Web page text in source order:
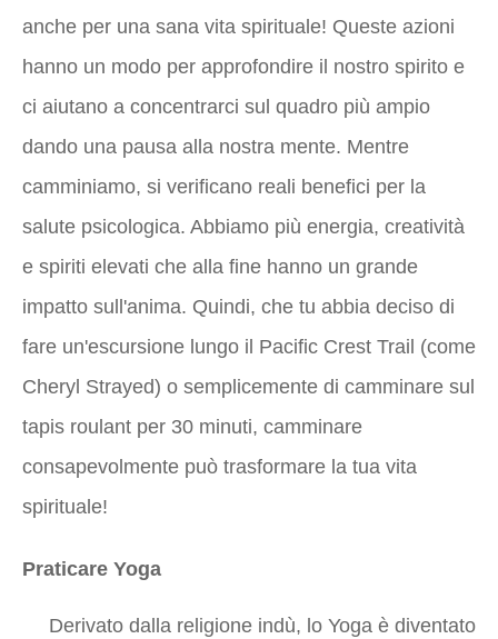
anche per una sana vita spirituale! Queste azioni
hanno un modo per approfondire il nostro spirito e
ci aiutano a concentrarci sul quadro più ampio
dando una pausa alla nostra mente. Mentre
camminiamo, si verificano reali benefici per la
salute psicologica. Abbiamo più energia, creatività
e spiriti elevati che alla fine hanno un grande
impatto sull'anima. Quindi, che tu abbia deciso di
fare un'escursione lungo il Pacific Crest Trail (come
Cheryl Strayed) o semplicemente di camminare sul
tapis roulant per 30 minuti, camminare
consapevolmente può trasformare la tua vita
spirituale!
Praticare Yoga
Derivato dalla religione indù, lo Yoga è diventato